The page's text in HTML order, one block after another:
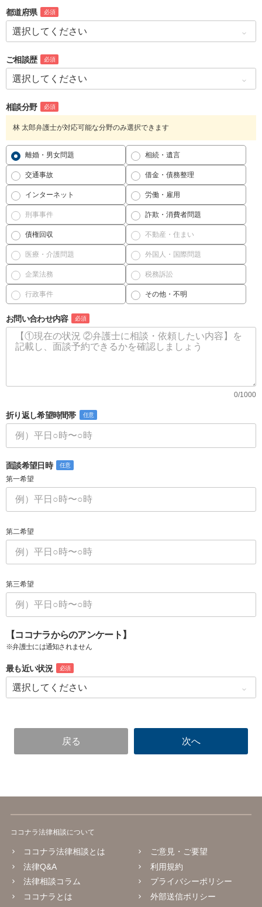
都道府県 必須
ご相談歴 必須
相談分野 必須
林 太郎弁護士が対応可能な分野のみ選択できます
離婚・男女問題 相続・遺言
交通事故 借金・債務整理
インターネット 労働・雇用
刑事事件 詐欺・消費者問題
債権回収 不動産・住まい
医療・介護問題 外国人・国際問題
企業法務 税務訴訟
行政事件 その他・不明
お問い合わせ内容 必須
0/1000
折り返し希望時間帯 任意
面談希望日時 任意
第一希望
第二希望
第三希望
【ココナラからのアンケート】
※弁護士には通知されません
最も近い状況 必須
ココナラ法律相談について
ココナラ法律相談とは
法律Q&A
法律相談コラム
ココナラとは
ご意見・ご要望
利用規約
プライバシーポリシー
外部送信ポリシー